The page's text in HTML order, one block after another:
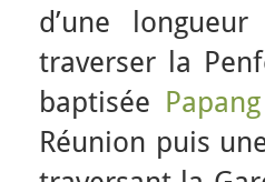
d’une
traverser la
baptisée Papang
Réunion puis